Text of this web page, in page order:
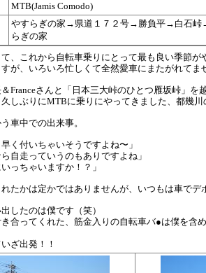
MTB(Jamis Comodo)
やすらぎの家→県道１７２号→勝負平→白石
らぎの家
、これから自転車乗りにとって最も良い季節が
が、いろいろ忙しくて全然愛車にまたがれてま
Franceさんと「日本三大峠のひとつ雁坂峠」
しぶりにMTBに乗りにやってきました、都幾
車中での出来事。
早く付いちゃいそうですよね〜」
ら自走っていうのもありですよね」
っちゃいますか！？」
たかは定かではありませんが、いつもは車で
したのは僕です（笑）
合ってくれた、筋金入りの自転車バ●は僕を含
ざ出発！！